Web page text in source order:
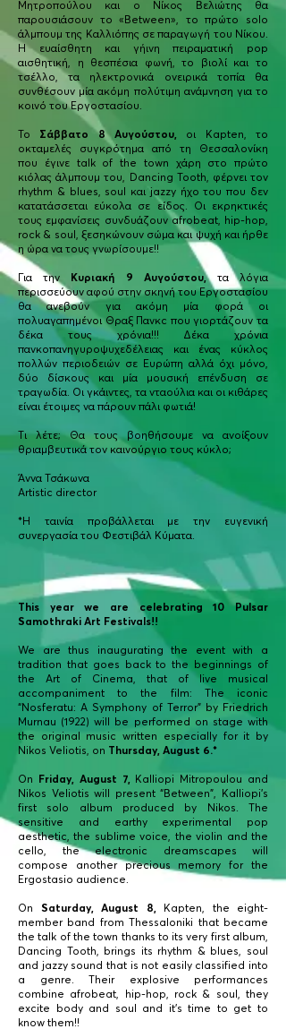
Μητροπούλου και ο Νίκος Βελιώτης θα
παρουσιάσουν το «Βetween», το πρώτο solo
άλμπουμ της Καλλιόπης σε παραγωγή του Νίκου.
Η ευαίσθητη και γήινη πειραματική pop
αισθητική, η θεσπέσια φωνή, τo βιολί και το
τσέλλο, τα ηλεκτρονικά ονειρικά τοπία θα
συνθέσουν μία ακόμη πολύτιμη ανάμνηση για το
κοινό του Εργοστασίου.
Το Σάββατο 8 Αυγούστου, οι Kapten, το
οκταμελές συγκρότημα από τη Θεσσαλονίκη
που έγινε talk of the town χάρη στο πρώτο
κιόλας άλμπουμ του, Dancing Tooth, φέρνει τον
rhythm & blues, soul και jazzy ήχο του που δεν
κατατάσσεται εύκολα σε είδος. Οι εκρηκτικές
τους εμφανίσεις συνδυάζουν afrobeat, hip-hop,
rock & soul, ξεσηκώνουν σώμα και ψυχή και ήρθε
η ώρα να τους γνωρίσουμε!!
Για την Κυριακή 9 Αυγούστου,τα λόγια
περισσεύουν αφού στην σκηνή του Εργοστασίου
θα ανεβούν για ακόμη μία φορά οι
πολυαγαπημένοι Θραξ Πανκc που γιορτάζουν τα
δέκα τους χρόνια!!! Δέκα χρόνια
πανκοπανηγυροψυχεδέλειας και ένας κύκλος
πολλών περιοδειών σε Ευρώπη αλλά όχι μόνο,
δύο δίσκους και μία μουσική επένδυση σε
τραγωδία. Οι γκάιντες, τα νταούλια και οι κιθάρες
είναι έτοιμες να πάρουν πάλι φωτιά!
Τι λέτε; Θα τους βοηθήσουμε να ανοίξουν
θριαμβευτικά τον καινούργιο τους κύκλο;
Άννα Τσάκωνα
Artistic director
*H ταινία προβάλλεται με την ευγενική
συνεργασία του Φεστιβάλ Κύματα.
This year we are celebrating 10 Pulsar
Samothraki Art Festivals!!
We are thus inaugurating the event with a
tradition that goes back to the beginnings of
the Art of Cinema, that of live musical
accompaniment to the film: The iconic
“Nosferatu: A Symphony of Terror” by Friedrich
Murnau (1922) will be performed on stage with
the original music written especially for it by
Nikos Veliotis, on Thursday, August 6.*
On Friday, August 7,Kalliopi Mitropoulou and
Nikos Veliotis will present “Between”, Kalliopi’s
first solo album produced by Nikos. The
sensitive and earthy experimental pop
aesthetic, the sublime voice, the violin and the
cello, the electronic dreamscapes will
compose another precious memory for the
Ergostasio audience.
On Saturday, August 8,Kapten, the eight-
member band from Thessaloniki that became
the talk of the town thanks to its very first album,
Dancing Tooth, brings its rhythm & blues, soul
and jazzy sound that is not easily classified into
a genre. Their explosive performances
combine afrobeat, hip-hop, rock & soul, they
excite body and soul and it's time to get to
know them!!